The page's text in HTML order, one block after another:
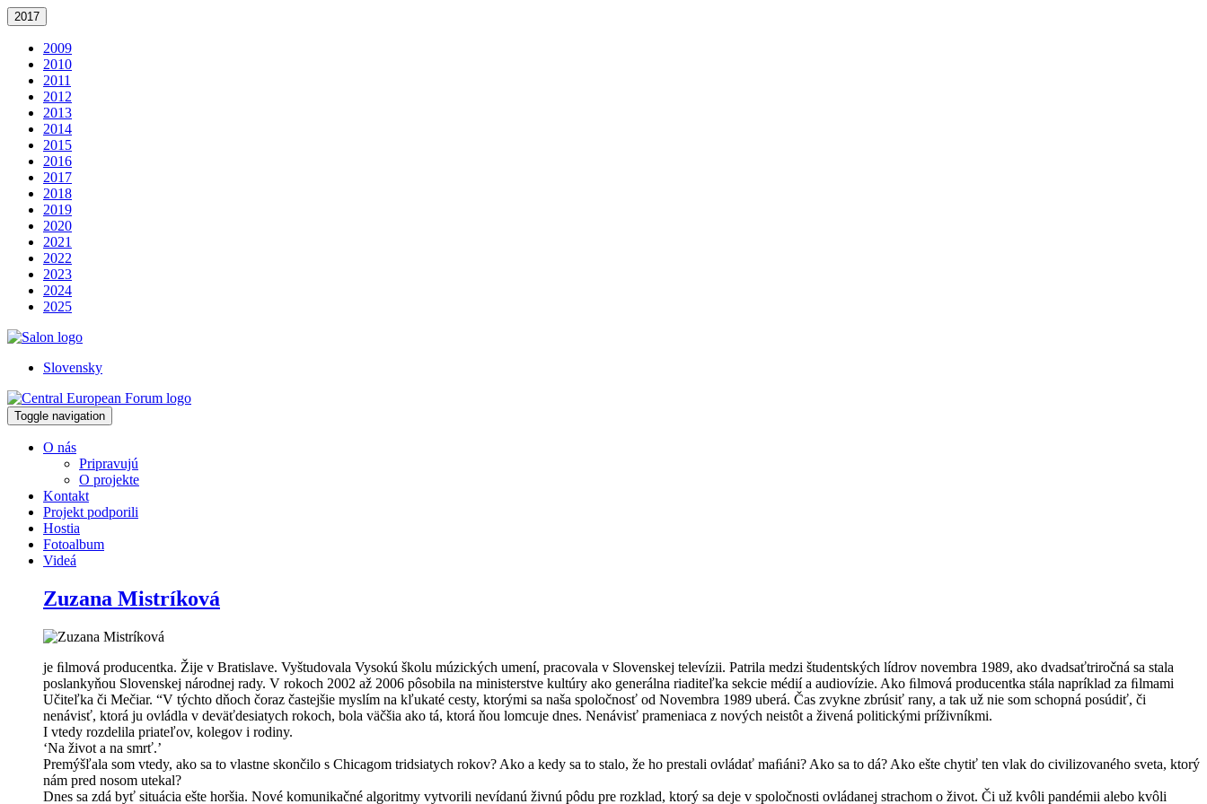
2017
2009
2010
2011
2012
2013
2014
2015
2016
2017
2018
2019
2020
2021
2022
2023
2024
2025
Slovensky
Toggle navigation
O nás
Pripravujú
O projekte
Kontakt
Projekt podporili
Hostia
Fotoalbum
Videá
Zuzana Mistríková
je ﬁlmová producentka. Žije v Bratislave. Vyštudovala Vysokú školu múzických umení, pracovala v Slovenskej televízii. Patrila medzi študentských lídrov novembra 1989, ako dvadsaťtriročná sa stala
poslankyňou Slovenskej národnej rady. V rokoch 2002 až 2006 pôsobila na ministerstve kultúry ako generálna riaditeľka sekcie médií a audiovízie. Ako ﬁlmová producentka stála napríklad za ﬁlmami
Učiteľka či Mečiar. “V týchto dňoch čoraz častejšie myslím na kľukaté cesty, ktorými sa naša spoločnosť od Novembra 1989 uberá. Čas zvykne zbrúsiť rany, a tak už nie som schopná posúdiť, či
nenávisť, ktorá ju ovládla v deväťdesiatych rokoch, bola väčšia ako tá, ktorá ňou lomcuje dnes. Nenávisť prameniaca z nových neistôt a živená politickými príživníkmi.
I vtedy rozdelila priateľov, kolegov i rodiny.
‘Na život a na smrť.’
Premýšľala som vtedy, ako sa to vlastne skončilo s Chicagom tridsiatych rokov? Ako a kedy sa to stalo, že ho prestali ovládať maﬁáni? Ako sa to dá? Ako ešte chytiť ten vlak do civilizovaného sveta, ktorý
nám pred nosom utekal?
Dnes sa zdá byť situácia ešte horšia. Nové komunikačné algoritmy vytvorili nevídanú živnú pôdu pre rozklad, ktorý sa deje v spoločnosti ovládanej strachom o život. Či už kvôli pandémii alebo kvôli